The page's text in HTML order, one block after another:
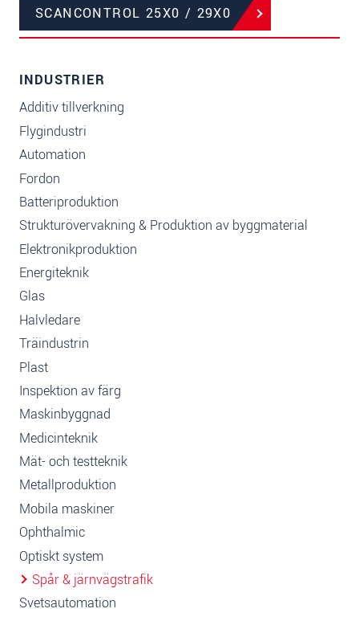
SCANCONTROL 25X0 / 29X0
INDUSTRIER
Additiv tillverkning
Flygindustri
Automation
Fordon
Batteriproduktion
Strukturövervakning & Produktion av byggmaterial
Elektronikproduktion
Energiteknik
Glas
Halvledare
Träindustrin
Plast
Inspektion av färg
Maskinbyggnad
Medicinteknik
Mät- och testteknik
Metallproduktion
Mobila maskiner
Ophthalmic
Optiskt system
Spår & järnvägstrafik
Svetsautomation